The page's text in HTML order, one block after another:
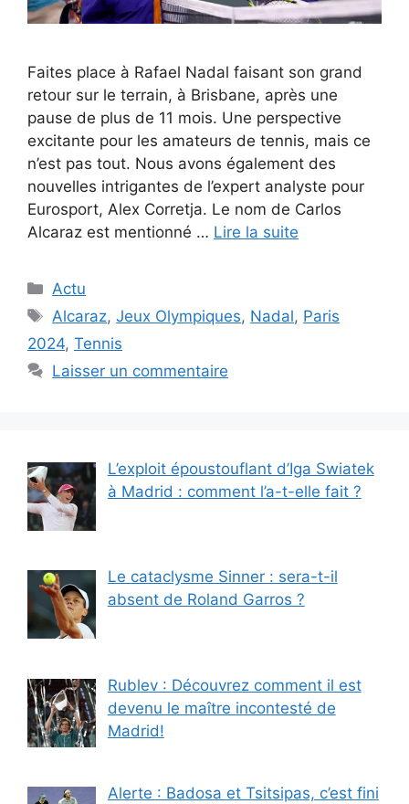
Faites place à Rafael Nadal faisant son grand
retour sur le terrain, à Brisbane, après une
pause de plus de 11 mois. Une perspective
excitante pour les amateurs de tennis, mais ce
n’est pas tout. Nous avons également des
nouvelles intrigantes de l’expert analyste pour
Eurosport, Alex Corretja. Le nom de Carlos
Alcaraz est mentionné … Lire la suite
Catégories
Actu
Étiquettes
Alcaraz,Jeux Olympiques, Nadal, Paris
2024, Tennis
Laisser un commentaire
L’exploit époustouflant d’Iga Swiatek
à Madrid : comment l’a-t-elle fait ?
Le cataclysme Sinner : sera-t-il
absent de Roland Garros ?
Rublev : Découvrez comment il est
devenu le maître incontesté de
Madrid!
Alerte : Badosa et Tsitsipas, c’est fini